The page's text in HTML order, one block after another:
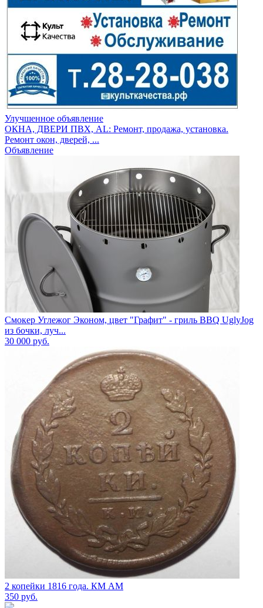
Улучшенное объявление
ОКНА, ДВЕРИ ПВХ, AL: Ремонт, продажа, установка.
Ремонт окон, дверей, ...
Объявление
Смокер Углежог Эконом, цвет "Графит" - гриль BBQ UglyJog
из бочки, луч...
30 000 руб.
2 копейки 1816 года. КМ АМ
350 руб.